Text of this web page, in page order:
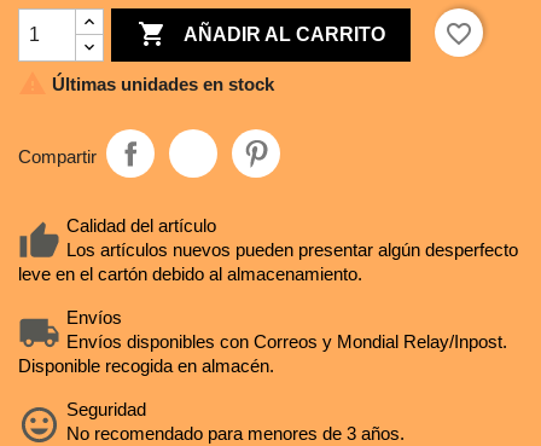
 AÑADIR AL CARRITO
favorite_border
Últimas unidades en stock
Compartir
Calidad del artículo
Los artículos nuevos pueden presentar algún desperfecto
leve en el cartón debido al almacenamiento.
Envíos
Envíos disponibles con Correos y Mondial Relay/Inpost.
Disponible recogida en almacén.
Seguridad
No recomendado para menores de 3 años.